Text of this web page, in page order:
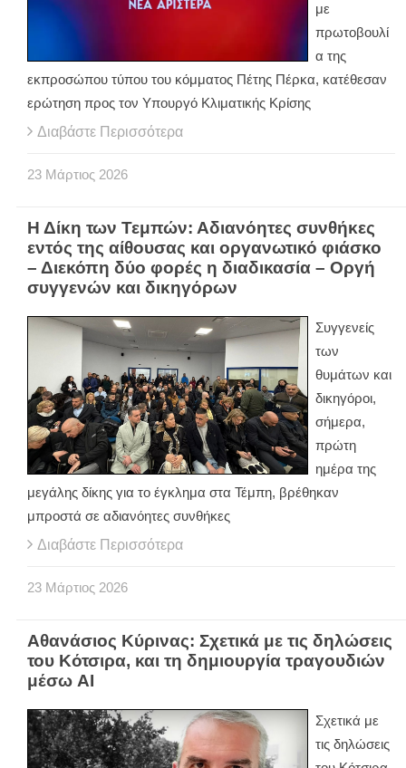
με
πρωτοβουλί
α της
εκπροσώπου τύπου του κόμματος Πέτης Πέρκα, κατέθεσαν
ερώτηση προς τον Υπουργό Κλιματικής Κρίσης
Διαβάστε Περισσότερα
23 Μάρτιος 2026
Η Δίκη των Τεμπών: Αδιανόητες συνθήκες
εντός της αίθουσας και οργανωτικό φιάσκο
– Διεκόπη δύο φορές η διαδικασία – Οργή
συγγενών και δικηγόρων
Συγγενείς
των
θυμάτων και
δικηγόροι,
σήμερα,
πρώτη
ημέρα της
μεγάλης δίκης για το έγκλημα στα Τέμπη, βρέθηκαν
μπροστά σε αδιανόητες συνθήκες
Διαβάστε Περισσότερα
23 Μάρτιος 2026
Αθανάσιος Κύρινας: Σχετικά με τις δηλώσεις
του Κότσιρα, και τη δημιουργία τραγουδιών
μέσω AI
Σχετικά με
τις δηλώσεις